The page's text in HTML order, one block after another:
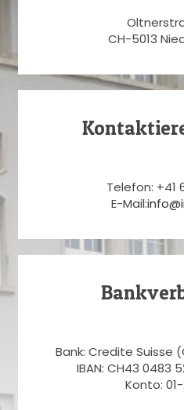
CH-5013
Telefon: +41
E-Mail:
Bank: Credite Suisse
IBAN: CH43 0483
Konto: